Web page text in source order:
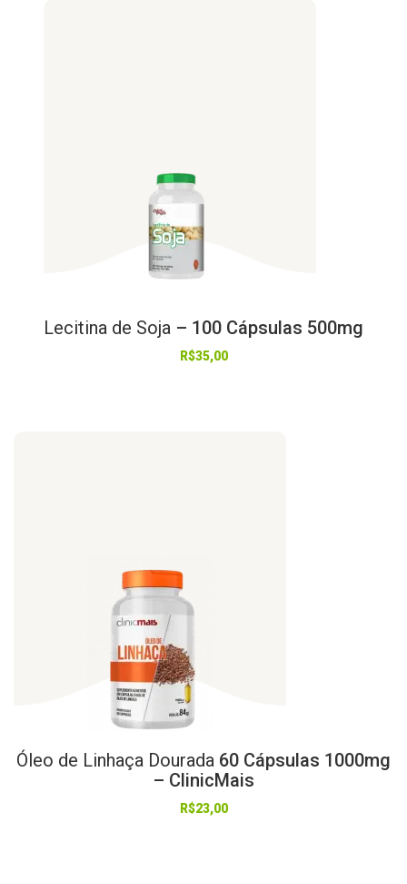
Lecitina de Soja – 100 Cápsulas 500mg
R$35,00
Óleo de Linhaça Dourada 60 Cápsulas 1000mg
– ClinicMais
R$23,00